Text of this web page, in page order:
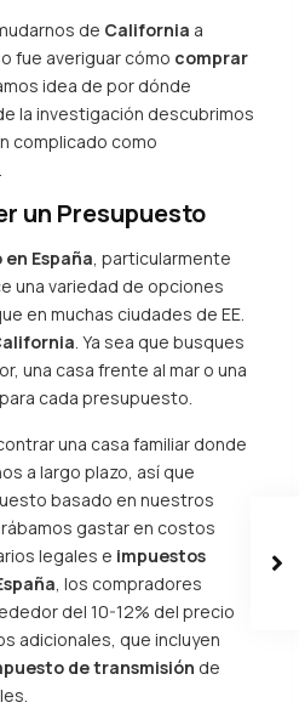
de California a
fue averiguar cómo comprar
idea de por dónde
la investigación descubrimos
complicado como
un Presupuesto
España, particularmente
una variedad de opciones
en muchas ciudades de EE.
. Ya sea que busques
una casa frente al mar o una
cada presupuesto.
una casa familiar donde
a largo plazo, así que
basado en nuestros
gastar en costos
legales e impuestos
, los compradores
del 10-12% del precio
adicionales, que incluyen
de transmisión de